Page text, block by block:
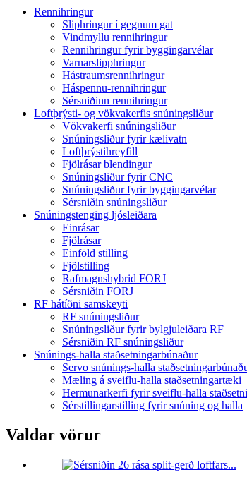
Rennihringur
Sliphringur í gegnum gat
Vindmyllu rennihringur
Rennihringur fyrir byggingarvélar
Varnarslipphringur
Hástraumsrennihringur
Háspennu-rennihringur
Sérsniðinn rennihringur
Loftþrýsti- og vökvakerfis snúningsliður
Vökvakerfi snúningsliður
Snúningsliður fyrir kælivatn
Loftþrýstihreyfill
Fjölrásar blendingur
Snúningsliður fyrir CNC
Snúningsliður fyrir byggingarvélar
Sérsniðin snúningsliður
Snúningstenging ljósleiðara
Einrásar
Fjölrásar
Einföld stilling
Fjölstilling
Rafmagnshybrid FORJ
Sérsniðin FORJ
RF hátíðni samskeyti
RF snúningsliður
Snúningsliður fyrir bylgjuleiðara RF
Sérsniðin RF snúningsliður
Snúnings-halla staðsetningarbúnaður
Servo snúnings-halla
Mæling á sveiflu-halla staðsetningartæki
Hermunarkerfi fyrir sveiflu-halla
Sérstillingarstilling fyrir snúning og halla
Valdar vörur